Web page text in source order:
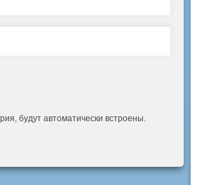
будут автоматически встроены.